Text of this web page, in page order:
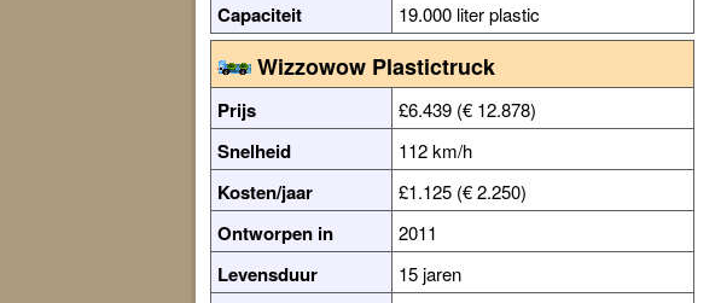
Capaciteit 19.000 liter plastic
Wizzowow Plastictruck
Prijs £6.439 (€ 12.878)
Snelheid 112 km/h
Kosten/jaar £1.125 (€ 2.250)
Ontworpen in 2011
Levensduur 15 jaren